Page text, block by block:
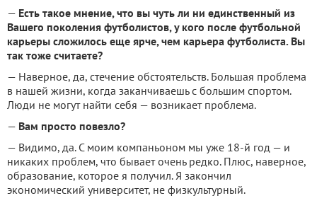
— Есть такое мнение, что вы чуть ли ни единственный из
Вашего поколения футболистов, у кого после футбольной
карьеры сложилось еще ярче, чем карьера футболиста. Вы
так тоже считаете?
— Наверное, да, стечение обстоятельств. Большая проблема
в нашей жизни, когда заканчиваешь с большим спортом.
Люди не могут найти себя — возникает проблема.
— Вам просто повезло?
— Видимо, да. С моим компаньоном мы уже 18-й год — и
никаких проблем, что бывает очень редко. Плюс, наверное,
образование, которое я получил. Я закончил
экономический университет, не физкультурный.